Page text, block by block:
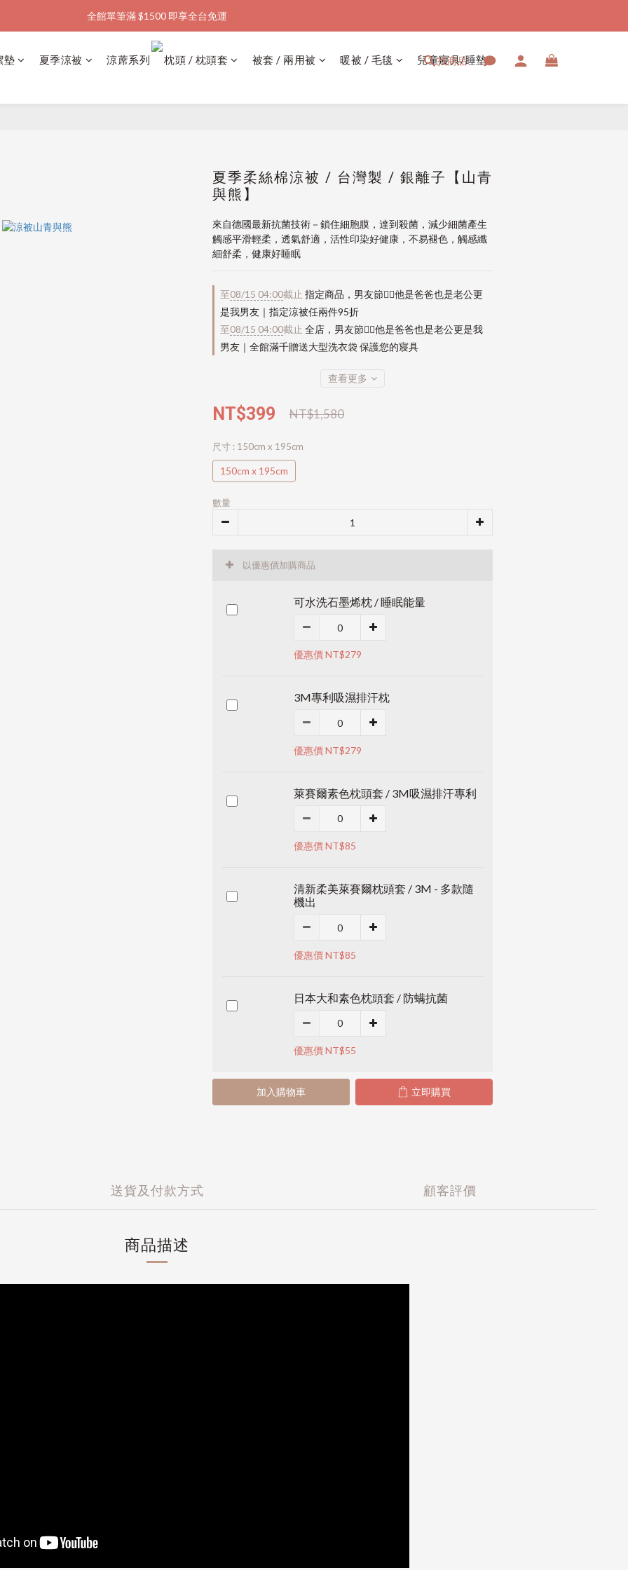
加入會員購物金  馬上領  馬上折
全館單筆滿 $1500 即享全台免運
加入會員購物金  馬上領  馬上折
找商品
墊 夏季涼被 涼蓆系列 枕頭 / 枕頭套 被套 / 兩用被 暖被 / 毛毯 兒童寢具/睡墊
夏季柔絲棉涼被 / 台灣製 / 銀離子【山青
與熊】
來自德國最新抗菌技術－鎖住細胞膜，達到殺菌，減少細菌產生
觸感平滑輕柔，透氣舒適，活性印染好健康，不易褪色，觸感纖
細舒柔，健康好睡眠
至08/15 04:00截止 指定商品，男友節👱‍♂️他是爸爸也是老公更
是我男友｜指定涼被任兩件95折
至08/15 04:00截止 全店，男友節👱‍♂️他是爸爸也是老公更是我
男友｜全館滿千贈送大型洗衣袋 保護您的寢具
查看更多
NT$399 NT$1,580
尺寸 : 150cm x 195cm
150cm x 195cm
數量
以優惠價加購商品
可水洗石墨烯枕 / 睡眠能量
優惠價 NT$279
3M專利吸濕排汗枕
優惠價 NT$279
萊賽爾素色枕頭套 / 3M吸濕排汗專利
優惠價 NT$85
清新柔美萊賽爾枕頭套 / 3M - 多款隨
機出
優惠價 NT$85
日本大和素色枕頭套 / 防螨抗菌
優惠價 NT$55
加入購物車 立即購買
送貨及付款方式 顧客評價
商品描述